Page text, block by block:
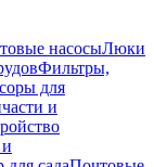
насосыЛюки
Фильтры,
для
и